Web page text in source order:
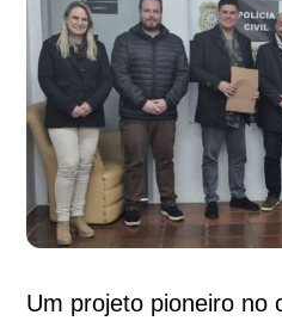
Um projeto pioneiro no